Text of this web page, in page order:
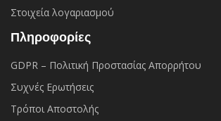
Στοιχεία λογαριασμού
Πληροφορίες
GDPR – Πολιτική Προστασίας Απορρήτου
Συχνές Eρωτήσεις
Τρόποι Αποστολής